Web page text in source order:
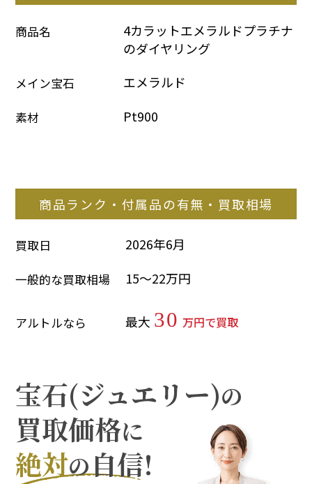
商品名
4カラットエメラルドプラチナ
のダイヤリング
メイン宝石 エメラルド
素材 Pt900
商品ランク・付属品の有無・買取相場
買取日 2026年6月
一般的な買取相場 15～22万円
アルトルなら 最大 30 万円で買取
宝石(ジュエリー)の
買取価格に
絶対の自信!